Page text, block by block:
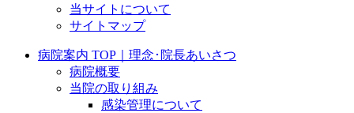
当サイトについて
サイトマップ
病院案内 TOP｜理念･院長あいさつ
病院概要
当院の取り組み
感染管理について